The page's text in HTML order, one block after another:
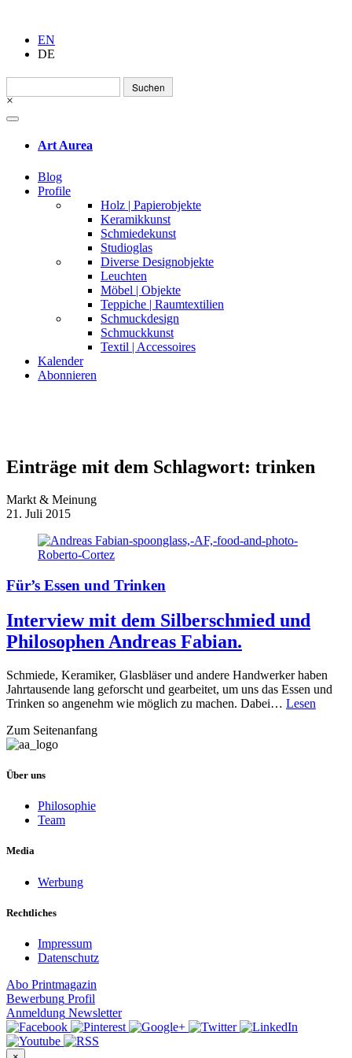
EN
DE
Suchen
nach:
×
Art Aurea
Blog
Profile
Holz | Papierobjekte
Keramikkunst
Schmiedekunst
Studioglas
Diverse Designobjekte
Leuchten
Möbel | Objekte
Teppiche | Raumtextilien
Schmuckdesign
Schmuckkunst
Textil | Accessoires
Kalender
Abonnieren
Einträge mit dem Schlagwort: trinken
Markt & Meinung
21. Juli 2015
Für’s Essen und Trinken
Interview mit dem Silberschmied und
Philosophen Andreas Fabian.
Schmiede, Keramiker, Glasbläser und andere Handwerker haben
Jahrtausende lang geforscht und gearbeitet, um uns das Essen und
Trinken so angenehm wie möglich zu machen. Dabei… Lesen
Zum Seitenanfang
Über uns
Philosophie
Team
Media
Werbung
Rechtliches
Impressum
Datenschutz
Abo Printmagazin
Bewerbung Profil
Anmeldung Newsletter